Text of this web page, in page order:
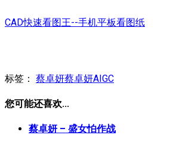
CAD快速看图王--手机平板看图纸
标签： 蔡卓妍蔡卓妍AIGC
您可能还喜欢...
蔡卓妍 – 盛女怕作战